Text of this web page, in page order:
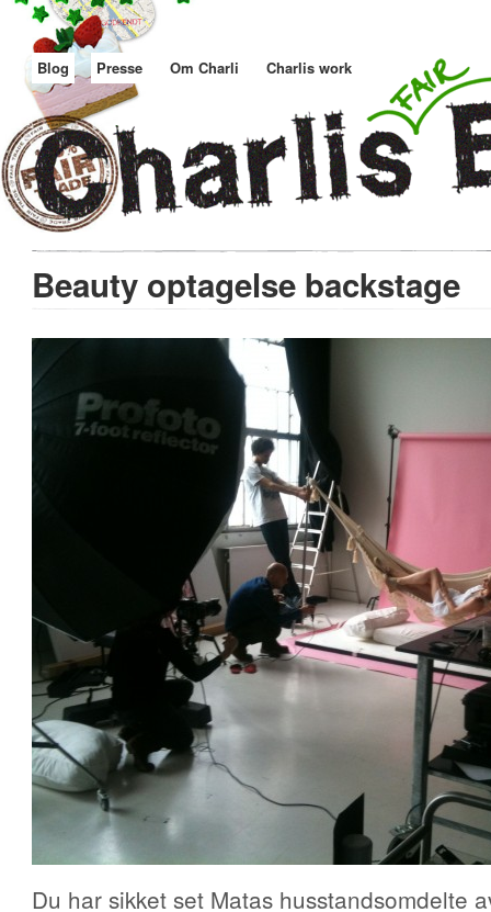
Blog Presse Om Charli Charlis work
Beauty optagelse backstage
Du har sikket set Matas husstandsomdelte